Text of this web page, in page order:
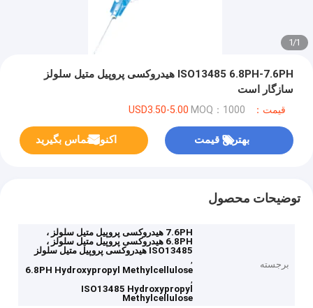
1
/
1
ISO13485 6.8PH-7.6PH هیدروکسی پروپیل متیل سلولز
سازگار است
قیمت：USD3.50-5.00 MOQ：1000
بهترین قیمت اکنون تماس بگیرید
توضیحات محصول
برجسته
7.6PH هیدروکسی پروپیل متیل سلولز ،
6.8PH هیدروکسی پروپیل متیل سلولز ،
ISO13485 هیدروکسی پروپیل متیل سلولز
,
6.8PH Hydroxypropyl Methylcellulose
,
ISO13485 Hydroxypropyl
Methylcellulose